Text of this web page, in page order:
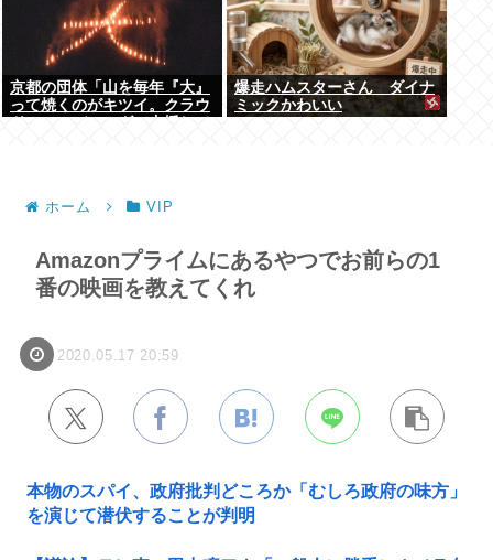
京都の団体「山を毎年『大』
って焼くのがキツイ。クラウ
爆走ハムスターさん ダイナ
ミックかわいい
ホーム VIP
Amazonプライムにあるやつでお前らの1
番の映画を教えてくれ
2020.05.17 20:59
本物のスパイ、政府批判どころか「むしろ政府の味方」
を演じて潜伏することが判明